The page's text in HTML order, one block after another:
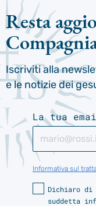
Resta
Iscriviti alla
e le notizie dei
La tua
Informativa sul
Dichiaro di
suddetta